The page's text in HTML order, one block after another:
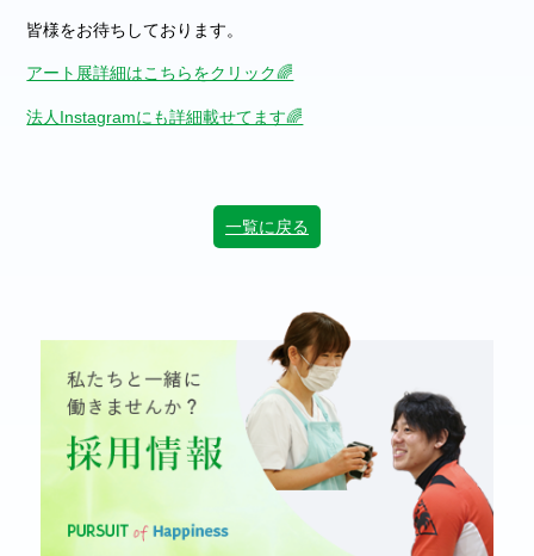
皆様をお待ちしております。
アート展詳細はこちらをクリック🌈
法人Instagramにも詳細載せてます🌈
一覧に戻る